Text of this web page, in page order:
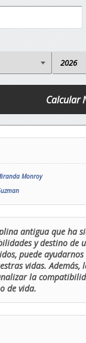
Monroy
antigua que ha
y destino de
puede
vidas.
la
de vida.